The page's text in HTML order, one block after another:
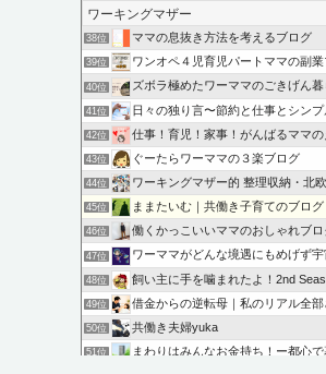
38位 ママの息抜き方法を考えるブログ
39位 ワンオペ４児育児パートママの副
40位 ズボラ極めたワーママのごきげん
41位 日々の独り言〜節約と仕事とシンプ
42位 仕事！育児！家事！がんばるママのえ
43位 ぐーたらワーママの３楽ブログ
44位 ワーキングマザー的 整理収納・北
45位 ままたいむ｜共働き子育てのブログ
46位 働くかっこいいママのおしゃれブロ
47位 ワーママがどんな境遇にもめげず宇宙
48位 飼い主に手を噛まれたよ！2nd
49位 借金からの逆転母｜私のリアル全部さ
50位 共働き夫婦yuka
51位 まわりはみんなお金持ち！ー都心で暮らす庶